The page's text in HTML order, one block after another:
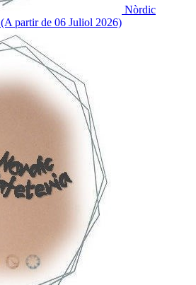
Nòrdic
partir de 06 Juliol 2026)